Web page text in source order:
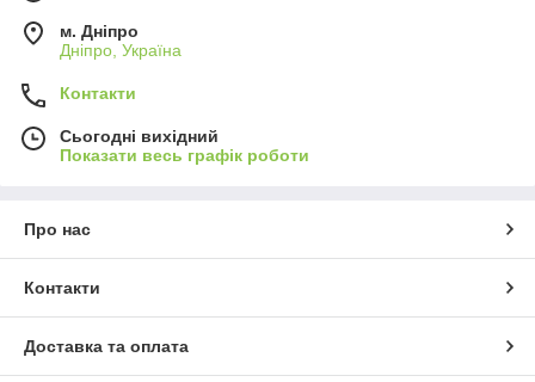
м. Дніпро
Дніпро, Україна
Контакти
Сьогодні вихідний
Показати весь графік роботи
Про нас
Контакти
Доставка та оплата